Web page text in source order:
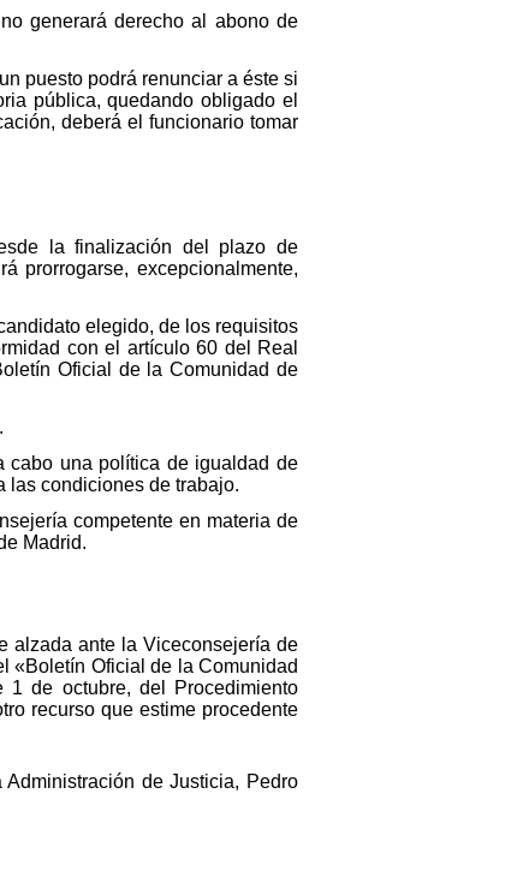
generará derecho al abono de
puesto podrá renunciar a éste si
pública, quedando obligado el
deberá el funcionario tomar
la finalización del plazo de
prorrogarse, excepcionalmente,
elegido, de los requisitos
con el artículo 60 del Real
Oficial de la Comunidad de
cabo una política de igualdad de
las condiciones de trabajo.
competente en materia de
Madrid.
alzada ante la Viceconsejería de
«Boletín Oficial de la Comunidad
de octubre, del Procedimiento
recurso que estime procedente
de Justicia, Pedro